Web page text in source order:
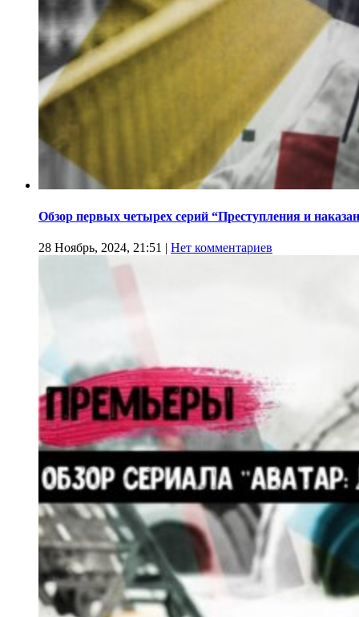
Обзор первых четырех серий “Преступления и
28 Ноябрь, 2024, 21:51 | Нет комментариев